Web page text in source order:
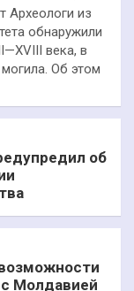
Археологи из
обнаружили
века, в
Об этом
об
с Молдавией